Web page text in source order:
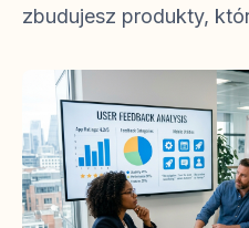
zbudujesz produkty,